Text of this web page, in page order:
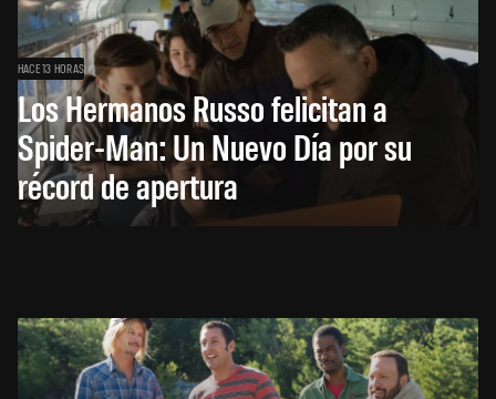
HACE 13 HORAS
Los Hermanos Russo felicitan a
Spider-Man: Un Nuevo Día por su
récord de apertura